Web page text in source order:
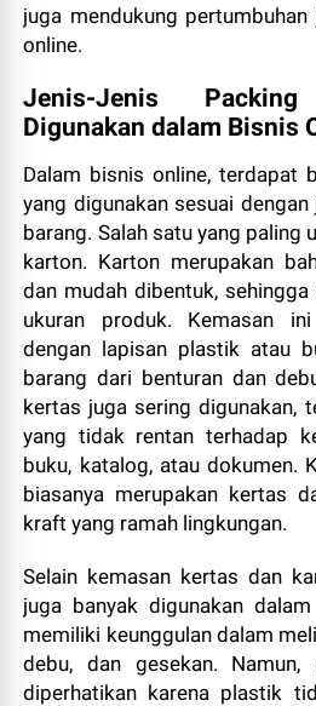
juga mendukung
online.
Jenis-Jenis
Digunakan dalam Bisnis
Dalam bisnis online, terdapat
yang digunakan sesuai
barang. Salah satu yang paling
karton. Karton merupakan
dan mudah dibentuk,
ukuran produk. Kemasan
dengan lapisan plastik atau
barang dari benturan dan
kertas juga sering digunakan,
yang tidak rentan terhadap
buku, katalog, atau dokumen.
biasanya merupakan kertas
kraft yang ramah lingkungan.
Selain kemasan kertas dan
juga banyak digunakan
memiliki keunggulan dalam
debu, dan gesekan. Namun,
diperhatikan karena plastik